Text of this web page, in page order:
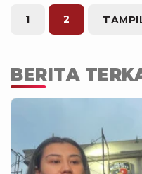
1 2
BERITA